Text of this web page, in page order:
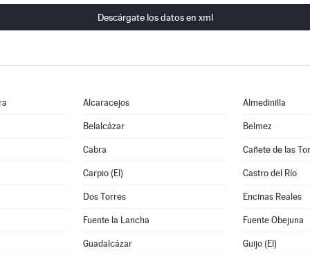
Descárgate los datos en xml
Alcaracejos Almedinilla
Belalcázar Belmez
Cabra Cañete de las
Carpio (El) Castro del Río
Dos Torres Encinas Reales
Fuente la Lancha Fuente Obejuna
Guadalcázar Guijo (El)